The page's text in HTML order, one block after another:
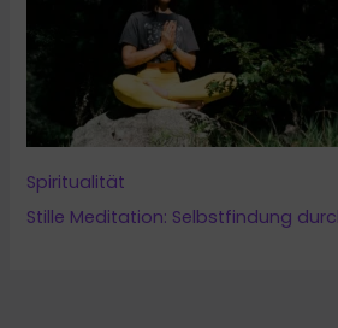
Spiritualität
Stille Meditation: Selbstfindung